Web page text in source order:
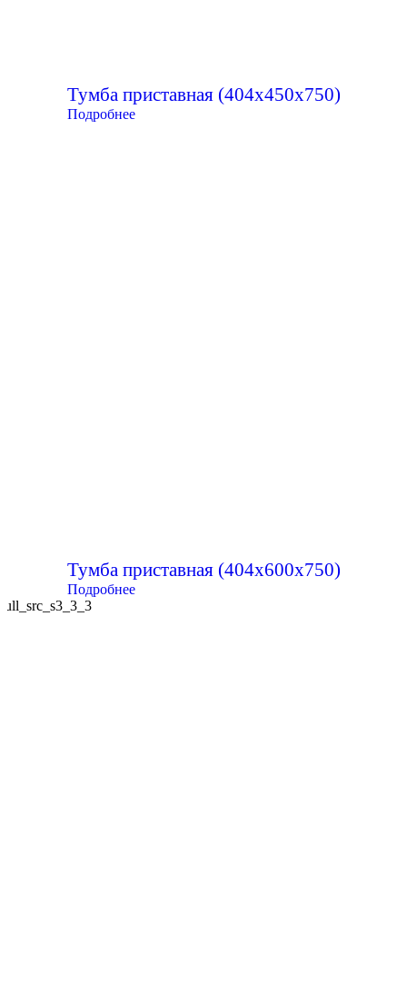
Тумба приставная (404х450х750)
Подробнее
Тумба приставная (404х600х750)
Подробнее